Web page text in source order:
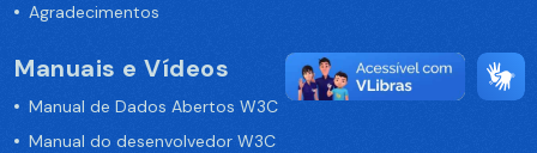
Agradecimentos
Manuais e Vídeos
Manual de Dados Abertos W3C
Manual do desenvolvedor W3C